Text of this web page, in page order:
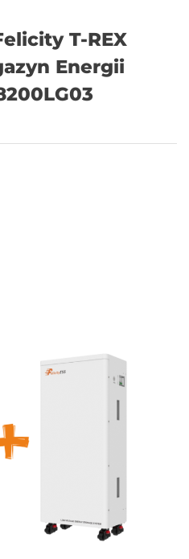
T-REX
Energii